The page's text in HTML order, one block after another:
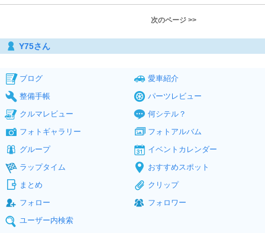
次のページ >>
Y75さん
ブログ
愛車紹介
整備手帳
パーツレビュー
クルマレビュー
何シテル？
フォトギャラリー
フォトアルバム
グループ
イベントカレンダー
ラップタイム
おすすめスポット
まとめ
クリップ
フォロー
フォロワー
ユーザー内検索